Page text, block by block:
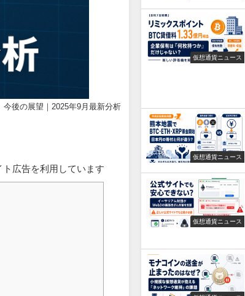
今後の展望｜2025年9月最新分析
広告を利用しています
仮想通貨ニュース
仮想通貨ニュース
仮想通貨ニュース